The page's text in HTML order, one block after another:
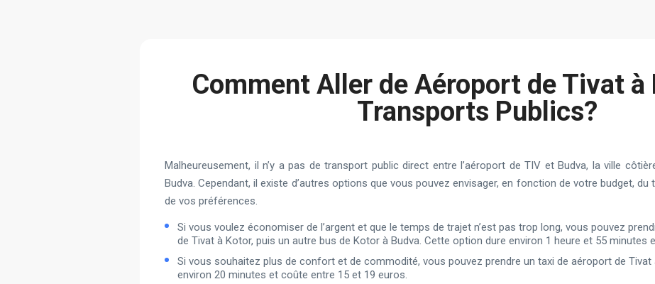
Сomment Aller de Aéroport de Tivat à
Transports Publics?
Malheureusement, il n’y a pas de transport public direct entre l’aéroport de TIV et Budva, la ville
Budva. Cependant, il existe d’autres options que vous pouvez envisager, en fonction de votre budget,
de vos préférences.
Si vous voulez économiser de l’argent et que le temps de trajet n’est pas trop long, vous pouvez
de Tivat à Kotor, puis un autre bus de Kotor à Budva. Cette option dure environ 1 heure et 55 minutes
Si vous souhaitez plus de confort et de commodité, vous pouvez prendre un taxi de aéroport de Tivat
environ 20 minutes et coûte entre 15 et 19 euros.